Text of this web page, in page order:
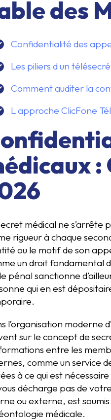
des
Confidentialité des
Les piliers d un
Comment auditer la
L approche ClicFone
:
médical ne s’arrête
rigueur à chaque
ou le motif de son
un droit fondamental
pénal sanctionne
qui en est
l’organisation moderne
sur le concept de
entre les
comme un service
à ce qui est
décharge pas de
ou externe, est
médicale.